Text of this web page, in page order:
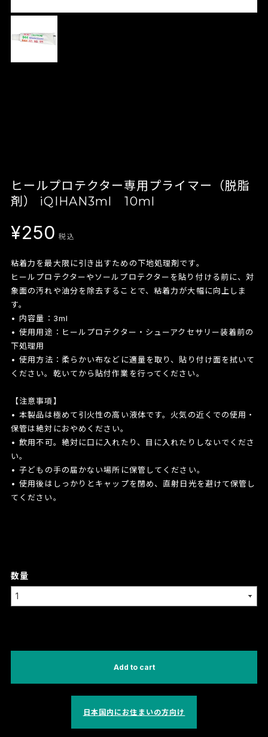
ヒールプロテクター専用プライマー（脱脂
剤） iQIHAN3ml 10ml
¥250 税込
粘着力を最大限に引き出すための下地処理剤です。
ヒールプロテクターやソールプロテクターを貼り付ける前に、対
象面の汚れや油分を除去することで、粘着力が大幅に向上しま
す。
• 内容量：3ml
• 使用用途：ヒールプロテクター・シューアクセサリー装着前の
下処理用
• 使用方法：柔らかい布などに適量を取り、貼り付け面を拭いて
ください。乾いてから貼付作業を行ってください。
【注意事項】
• 本製品は極めて引火性の高い液体です。火気の近くでの使用・
保管は絶対におやめください。
• 飲用不可。絶対に口に入れたり、目に入れたりしないでくださ
い。
• 子どもの手の届かない場所に保管してください。
• 使用後はしっかりとキャップを閉め、直射日光を避けて保管し
てください。
数量
Add to cart
日本国内にお住まいの方向け